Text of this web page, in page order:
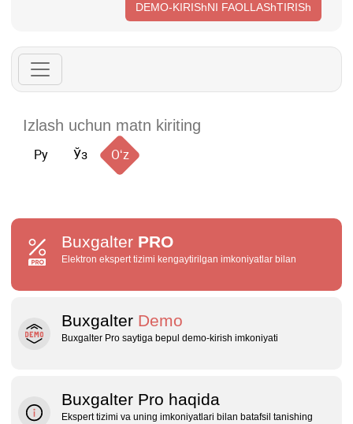
DEMO-KIRIShNI FAOLLAShTIRISh
Ру Ўз Oʻz
Buxgalter PRO
Elektron ekspert tizimi kengaytirilgan imkoniyatlar bilan
Buxgalter Demo
Buxgalter Pro saytiga bepul demo‑kirish imkoniyati
Buxgalter Pro haqida
Ekspert tizimi va uning imkoniyatlari bilan batafsil tanishing